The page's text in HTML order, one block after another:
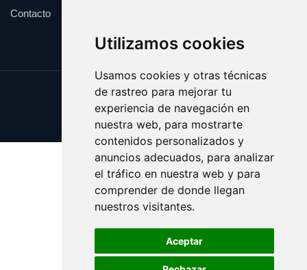
Utilizamos cookies
Usamos cookies y otras técnicas
de rastreo para mejorar tu
experiencia de navegación en
nuestra web, para mostrarte
contenidos personalizados y
anuncios adecuados, para analizar
el tráfico en nuestra web y para
comprender de donde llegan
nuestros visitantes.
Aceptar
Contacto
Update cookies preferences
Copyright © 2025 regalos.info